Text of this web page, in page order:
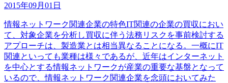
2015年09月01日
情報ネットワーク関連企業の特色IT関連の企業の買収におい
て、対象企業を分析し買収に伴う法務リスクを事前検討する
アプローチは、製造業とは相当異なることになる。一概にIT
関連といっても業種は様々であるが、近年はインターネット
を中心とする情報ネットワークが産業の重要な基盤となって
いるので、情報ネットワーク関連企業を念頭においてみた